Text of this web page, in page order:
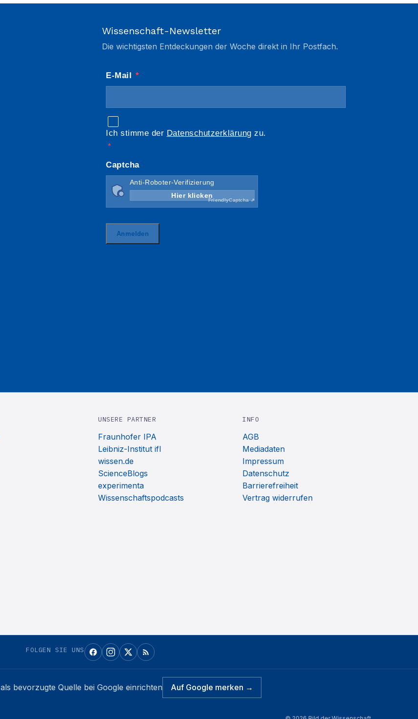
Wissenschaft-Newsletter
Die wichtigsten Entdeckungen der Woche direkt in Ihr Postfach.
UNSERE PARTNER
Fraunhofer IPA
Leibniz-Institut ifl
wissen.de
ScienceBlogs
experimenta
Wissenschaftspodcasts
INFO
AGB
Mediadaten
Impressum
Datenschutz
Barrierefreiheit
Vertrag widerrufen
FOLGEN SIE UNS
als bevorzugte Quelle bei Google einrichten Auf Google merken →